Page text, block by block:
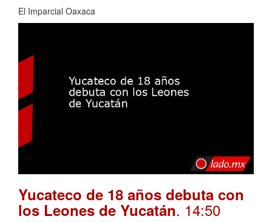
El Imparcial Oaxaca
Yucateco de 18 años debuta con
los Leones de Yucatán. 14:50